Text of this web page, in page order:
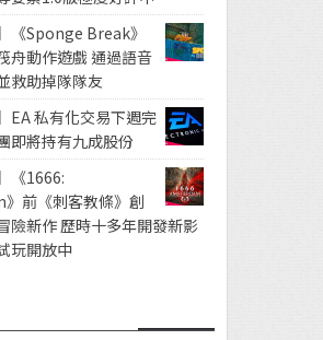
《Sponge Break》
舟動作遊戲 通過語音
救助掉隊隊友
EA 私有化交易下週完
即將持有九成股份
《1666:
前《刺客教條》創
險新作 歷時十多年開發新影
玩開放中